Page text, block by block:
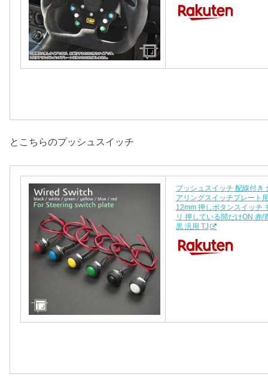
とこちらのプッシュスイッチ
プッシュスイッチ 配線付き
アリングスイッチプレート
12mm 押しボタンスイッチ
リ 押している間だけON 赤/
黒 汎用 TJ